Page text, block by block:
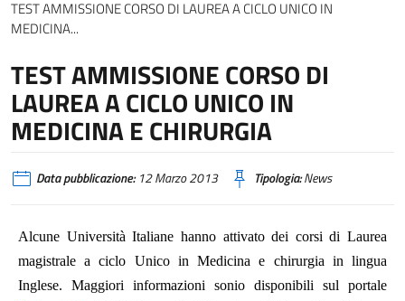
TEST AMMISSIONE CORSO DI LAUREA A CICLO UNICO IN
MEDICINA...
TEST AMMISSIONE CORSO DI
LAUREA A CICLO UNICO IN
MEDICINA E CHIRURGIA
Data pubblicazione:12 Marzo 2013 Tipologia:News
Alcune Università Italiane hanno attivato dei corsi di Laurea
magistrale a ciclo Unico in Medicina e chirurgia in lingua
Inglese. Maggiori informazioni sonio disponibili sul portale